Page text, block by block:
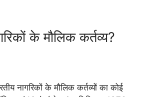
के मौलिक कर्तव्य?
नागरिकों के मौलिक कर्तव्यों का कोई